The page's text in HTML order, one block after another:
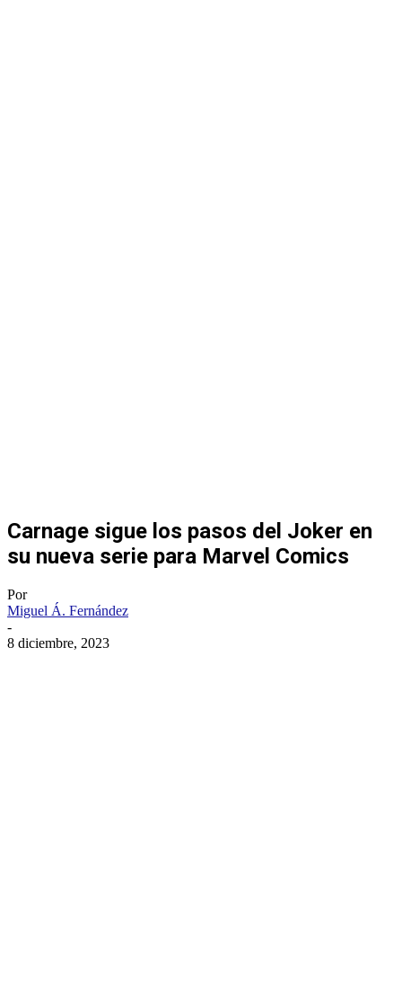
Carnage sigue los pasos del Joker en
su nueva serie para Marvel Comics
Por
Miguel Á. Fernández
-
8 diciembre, 2023